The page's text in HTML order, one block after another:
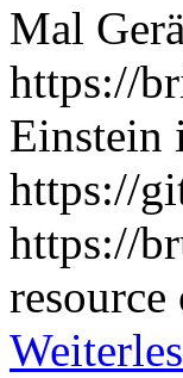
Mal
https://
Einstein
https://
https://